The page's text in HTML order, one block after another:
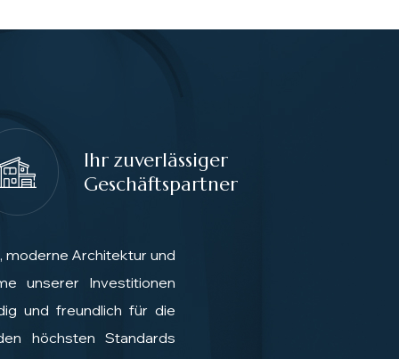
Ihr zuverlässiger
Geschäftspartner
moderne Architektur und
unserer Investitionen
und freundlich für die
höchsten Standards